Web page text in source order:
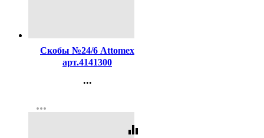
Скобы №24/6 Attomex
арт.4141300
...
Регистрация
more_horiz
equalizer